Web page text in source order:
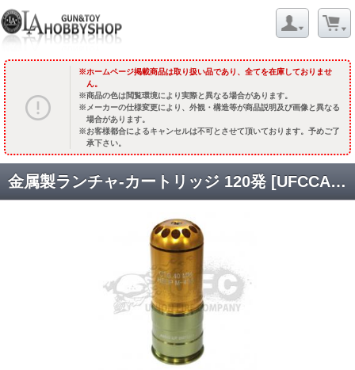
ホームページ掲載商品は取り扱い品であり、全てを在庫しておりませ
ん。
商品の色は閲覧環境により実際と異なる場合があります。
メーカーの仕様変更により、外観・構造等が商品説明及び画像と異なる
場合があります。
お客様都合によるキャンセルは不可とさせて頂いております。予めご了
承下さい。
金属製ランチャ-カートリッジ 120発 [UFCCART01] [取寄]